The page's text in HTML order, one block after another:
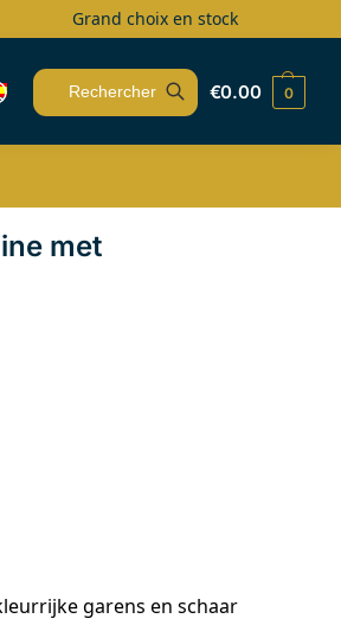
Grand choix en stock
€0.00 0
met
garens en schaar